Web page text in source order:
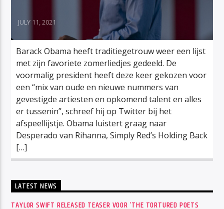
JULY 11, 2021
Barack Obama heeft traditiegetrouw weer een lijst
met zijn favoriete zomerliedjes gedeeld. De
voormalig president heeft deze keer gekozen voor
een “mix van oude en nieuwe nummers van
gevestigde artiesten en opkomend talent en alles
er tussenin”, schreef hij op Twitter bij het
afspeellijstje. Obama luistert graag naar
Desperado van Rihanna, Simply Red’s Holding Back
[…]
LATEST NEWS
TAYLOR SWIFT RELEASED TEASER VOOR ‘THE TORTURED POETS